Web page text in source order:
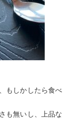
もしかしたら食べ
も無いし、上品な